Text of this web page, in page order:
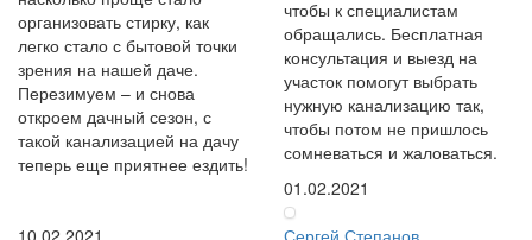
организовать стирку, как
легко стало с бытовой точки
зрения на нашей даче.
Перезимуем – и снова
откроем дачный сезон, с
такой канализацией на дачу
теперь еще приятнее ездить!
10.02.2021
чтобы к специалистам
обращались. Бесплатная
консультация и выезд на
участок помогут выбрать
нужную канализацию так,
чтобы потом не пришлось
сомневаться и жаловаться.
01.02.2021
Сергей Степанов,